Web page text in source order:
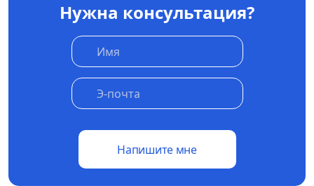
Нужна консультация?
Напишите мне